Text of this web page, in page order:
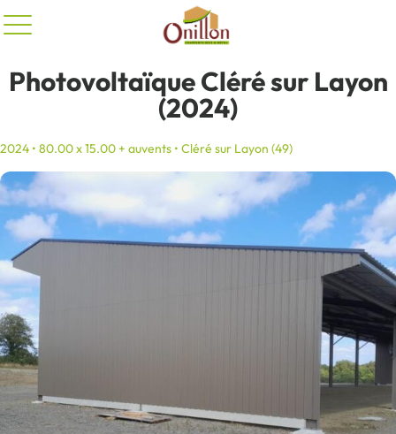
Photovoltaïque Cléré sur Layon
(2024)
2024 • 80.00 x 15.00 + auvents • Cléré sur Layon (49)